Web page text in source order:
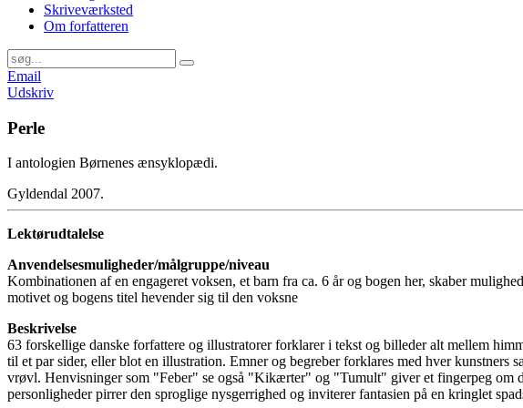
Skriveværksted
Om forfatteren
Email
Udskriv
Perle
I antologien Børnenes ænsyklopædi.
Gyldendal 2007.
Lektørudtalelse
Anvendelsesmuligheder/målgruppe/niveau
Kombinationen af en engageret voksen, et barn fra ca. 6 år og bogen her, skaber
motivet og bogens titel hevender sig til den voksne
Beskrivelse
63 forskellige danske forfattere og illustratorer forklarer i tekst og billeder alt mellem
til et par sider, eller blot en illustration. Emner og begreber forklares med hver
vrøvl. Henvisninger som "Feber" se også "Kikærter" og "Tumult" giver et fingerpeg om
personligheder pirrer den sproglige nysgerrighed og inviterer fantasien på en kringlet